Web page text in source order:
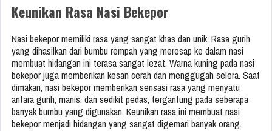
Keunikan Rasa Nasi Bekepor
Nasi bekepor memiliki rasa yang sangat khas dan unik. Rasa gurih
yang dihasilkan dari bumbu rempah yang meresap ke dalam nasi
membuat hidangan ini terasa sangat lezat. Warna kuning pada nasi
bekepor juga memberikan kesan cerah dan menggugah selera. Saat
dimakan, nasi bekepor memberikan sensasi rasa yang menyatu
antara gurih, manis, dan sedikit pedas, tergantung pada seberapa
banyak bumbu yang digunakan. Keunikan rasa ini membuat nasi
bekepor menjadi hidangan yang sangat digemari banyak orang.